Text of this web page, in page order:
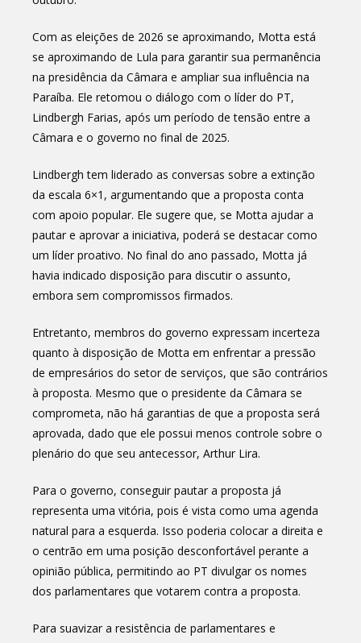
Com as eleições de 2026 se aproximando, Motta está
se aproximando de Lula para garantir sua permanência
na presidência da Câmara e ampliar sua influência na
Paraíba. Ele retomou o diálogo com o líder do PT,
Lindbergh Farias, após um período de tensão entre a
Câmara e o governo no final de 2025.
Lindbergh tem liderado as conversas sobre a extinção
da escala 6×1, argumentando que a proposta conta
com apoio popular. Ele sugere que, se Motta ajudar a
pautar e aprovar a iniciativa, poderá se destacar como
um líder proativo. No final do ano passado, Motta já
havia indicado disposição para discutir o assunto,
embora sem compromissos firmados.
Entretanto, membros do governo expressam incerteza
quanto à disposição de Motta em enfrentar a pressão
de empresários do setor de serviços, que são contrários
à proposta. Mesmo que o presidente da Câmara se
comprometa, não há garantias de que a proposta será
aprovada, dado que ele possui menos controle sobre o
plenário do que seu antecessor, Arthur Lira.
Para o governo, conseguir pautar a proposta já
representa uma vitória, pois é vista como uma agenda
natural para a esquerda. Isso poderia colocar a direita e
o centrão em uma posição desconfortável perante a
opinião pública, permitindo ao PT divulgar os nomes
dos parlamentares que votarem contra a proposta.
Para suavizar a resistência de parlamentares e